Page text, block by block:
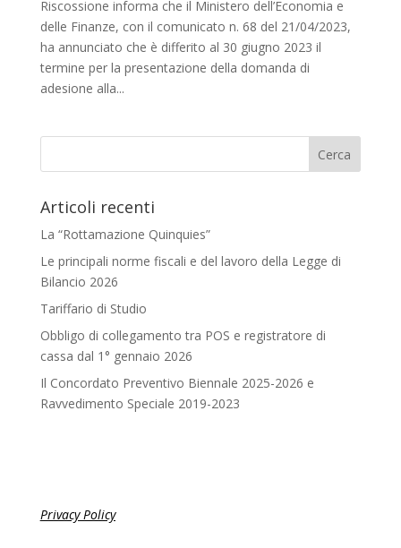
Riscossione informa che il Ministero dell’Economia e
delle Finanze, con il comunicato n. 68 del 21/04/2023,
ha annunciato che è differito al 30 giugno 2023 il
termine per la presentazione della domanda di
adesione alla...
Articoli recenti
La “Rottamazione Quinquies”
Le principali norme fiscali e del lavoro della Legge di
Bilancio 2026
Tariffario di Studio
Obbligo di collegamento tra POS e registratore di
cassa dal 1° gennaio 2026
Il Concordato Preventivo Biennale 2025-2026 e
Ravvedimento Speciale 2019-2023
Privacy Policy